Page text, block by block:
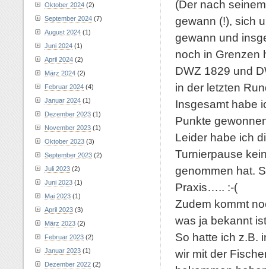
(Der nach
gewann (!), sich
gewann und
noch in Grenzen
DWZ 1829 und
in der letzten
Insgesamt habe
Punkte
Leider habe ich
Turnierpause
genommen hat.
Praxis….. :-(
Zudem kommt
was ja bekannt
So hatte ich z.B.
wir mit der
Oktober 2024 (2)
September 2024 (7)
August 2024 (1)
Juni 2024 (1)
April 2024 (2)
März 2024 (2)
Februar 2024 (4)
Januar 2024 (1)
Dezember 2023 (1)
November 2023 (1)
Oktober 2023 (3)
September 2023 (2)
Juli 2023 (2)
Juni 2023 (1)
Mai 2023 (1)
April 2023 (3)
März 2023 (2)
Februar 2023 (2)
Januar 2023 (1)
Dezember 2022 (2)